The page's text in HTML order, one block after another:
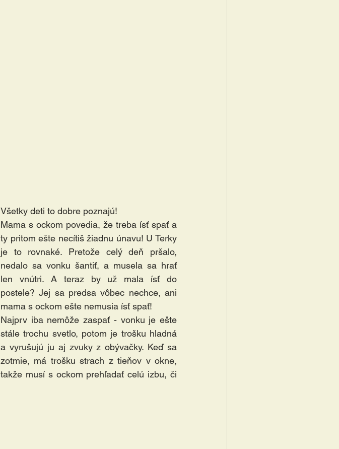
Všetky deti to dobre poznajú!
Mama s ockom povedia, že treba ísť spať a
ty pritom ešte necítiš žiadnu únavu! U Terky
je to rovnaké. Pretože celý deň pršalo,
nedalo sa vonku šantiť, a musela sa hrať
len vnútri. A teraz by už mala ísť do
postele? Jej sa predsa vôbec nechce, ani
mama s ockom ešte nemusia ísť spať!
Najprv iba nemôže zaspať - vonku je ešte
stále trochu svetlo, potom je trošku hladná
a vyrušujú ju aj zvuky z obývačky. Keď sa
zotmie, má trošku strach z tieňov v okne,
takže musí s ockom prehľadať celú izbu, či